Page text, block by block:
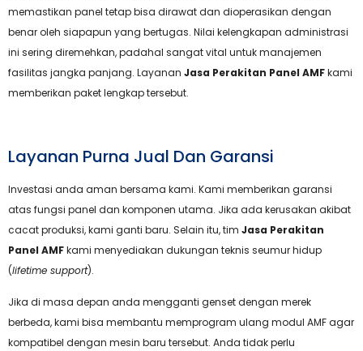
memastikan panel tetap bisa dirawat dan dioperasikan dengan
benar oleh siapapun yang bertugas. Nilai kelengkapan administrasi
ini sering diremehkan, padahal sangat vital untuk manajemen
fasilitas jangka panjang. Layanan Jasa Perakitan Panel AMFkami
memberikan paket lengkap tersebut.
Layanan Purna Jual Dan Garansi
Investasi anda aman bersama kami. Kami memberikan garansi
atas fungsi panel dan komponen utama. Jika ada kerusakan akibat
cacat produksi, kami ganti baru. Selain itu, tim Jasa Perakitan
Panel AMFkami menyediakan dukungan teknis seumur hidup
(lifetime support).
Jika di masa depan anda mengganti genset dengan merek
berbeda, kami bisa membantu memprogram ulang modul AMF agar
kompatibel dengan mesin baru tersebut. Anda tidak perlu